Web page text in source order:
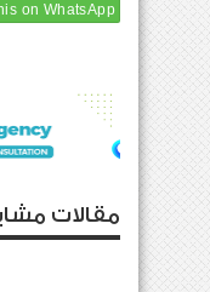
on WhatsApp
مقالات